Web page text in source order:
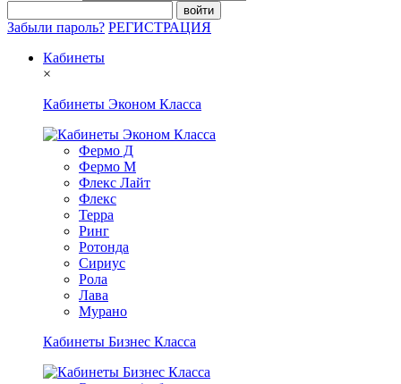
войти
Забыли пароль? РЕГИСТРАЦИЯ
Кабинеты
×
Кабинеты Эконом Класса
Фермо Д
Фермо М
Флекс Лайт
Флекс
Терра
Ринг
Ротонда
Сириус
Рола
Лава
Мурано
Кабинеты Бизнес Класса